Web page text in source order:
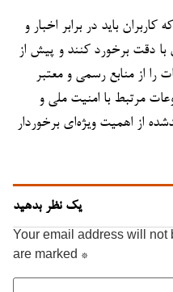
باید در برابر اخبار و
دقت برخورد کنند و پیش از
را از منابع رسمی و معتبر
مرتبط با امنیت ملی و
از اهمیت ویژه‌ای برخوردار
یک نظر بدهید
Your email address will not
are marked *